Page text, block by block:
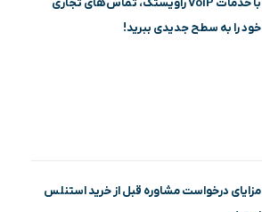
خود را به سطح جدیدی ببرید!
مزایای درخواست مشاوره قبل از خرید استنلس